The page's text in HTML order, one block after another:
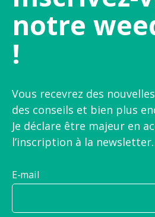
notre
!
Vous recevrez des
des conseils et bien plus
Je déclare être majeur en
l’inscription à la newsletter.
E-mail